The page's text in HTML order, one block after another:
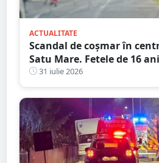
ACTUALITATE
Scandal de coșmar în
Satu Mare. Fetele de 16
și au aruncat cu scaune
și amenințărilor
31 iulie 2026